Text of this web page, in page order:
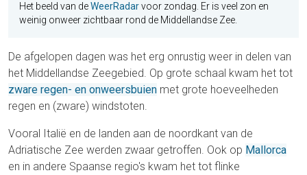
Het beeld van deWeerRadarvoor zondag. Er is veel zon en
weinig onweer zichtbaar rond de Middellandse Zee.
De afgelopen dagen was het erg onrustig weer in delen van
het Middellandse Zeegebied. Op grote schaal kwam het tot
zware regen- en onweersbuien met grote hoeveelheden
regen en (zware) windstoten.
Vooral Italië en de landen aan de noordkant van de
Adriatische Zee werden zwaar getroffen. Ook op Mallorca
en in andere Spaanse regio's kwam het tot flinke